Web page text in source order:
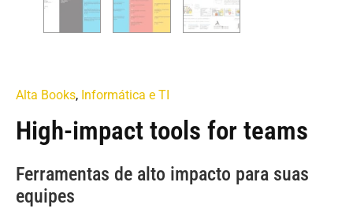
Alta Books, Informática e TI
High-impact tools for teams
Ferramentas de alto impacto para suas
equipes